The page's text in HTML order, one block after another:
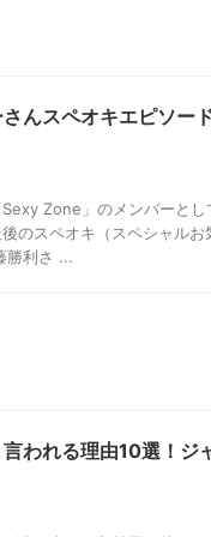
んスペオキエピソー
Zone」のメンバーとし
のスペオキ（スペシャル
勝利さ ...
われる理由10選！ジ